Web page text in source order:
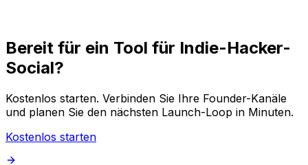
Bereit für ein Tool für Indie-Hacker-
Social?
Kostenlos starten. Verbinden Sie Ihre Founder-Kanäle
und planen Sie den nächsten Launch-Loop in Minuten.
Kostenlos starten